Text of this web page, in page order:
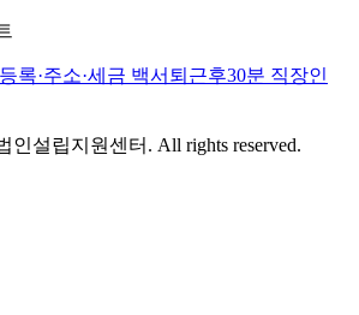
록·주소·세금 백서 퇴근후30분 직장인
인설립지원센터. All rights reserved.